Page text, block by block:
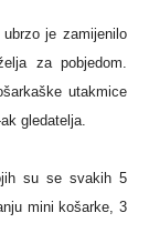
je zamijenilo
za pobjedom.
utakmice
gledatelja.
su se svakih 5
mini košarke, 3